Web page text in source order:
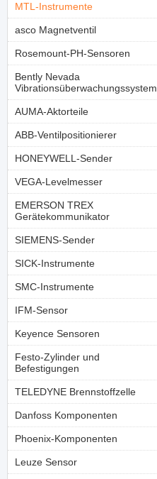
MTL-Instrumente
asco Magnetventil
Rosemount-PH-Sensoren
Bently Nevada
Vibrationsüberwachungssystem
AUMA-Aktorteile
ABB-Ventilpositionierer
HONEYWELL-Sender
VEGA-Levelmesser
EMERSON TREX
Gerätekommunikator
SIEMENS-Sender
SICK-Instrumente
SMC-Instrumente
IFM-Sensor
Keyence Sensoren
Festo-Zylinder und
Befestigungen
TELEDYNE Brennstoffzelle
Danfoss Komponenten
Phoenix-Komponenten
Leuze Sensor